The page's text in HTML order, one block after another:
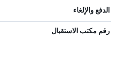
الدفع والإلغاء
رقم مكتب الاستقبال